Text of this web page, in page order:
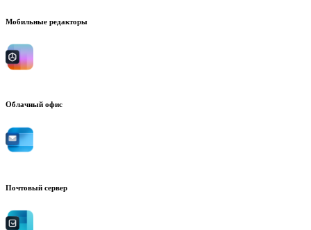
Мобильные редакторы
Облачный офис
Почтовый сервер